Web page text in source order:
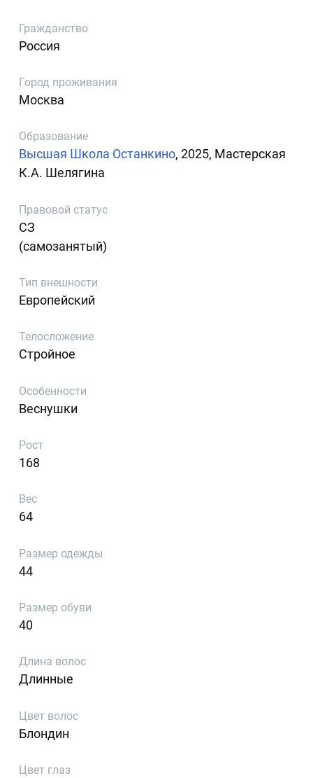
Гражданство
Россия
Город проживания
Москва
Образование
Высшая Школа Останкино, 2025, Мастерская
К.А. Шелягина
Правовой статус
СЗ
(самозанятый)
Тип внешности
Европейский
Телосложение
Стройное
Особенности
Веснушки
Рост
168
Вес
64
Размер одежды
44
Размер обуви
40
Длина волос
Длинные
Цвет волос
Блондин
Цвет глаз